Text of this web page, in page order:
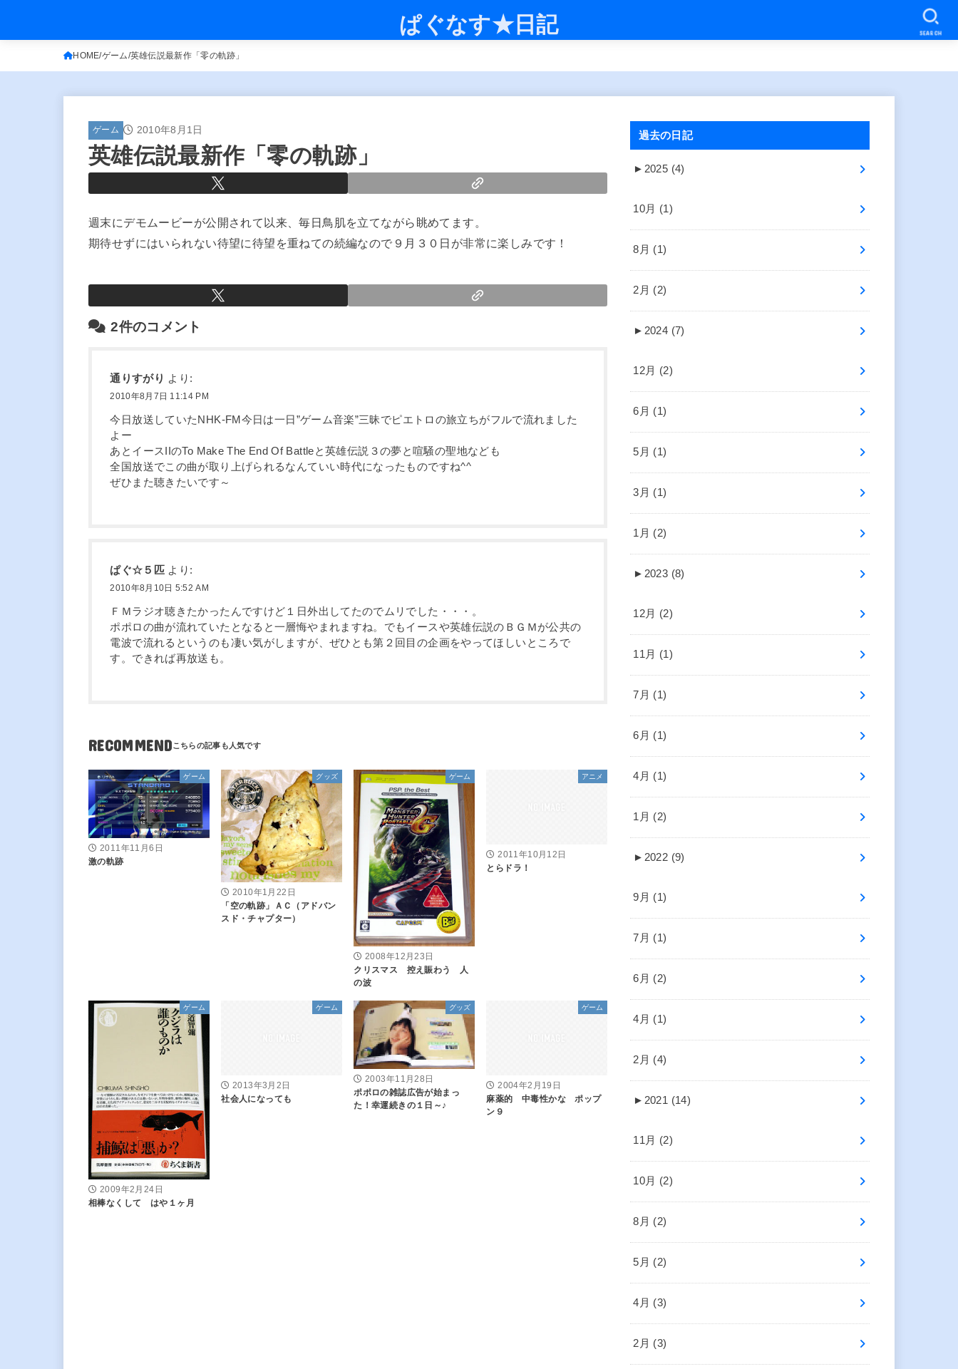
ぱぐなす★日記 SEARCH
HOME ゲーム 英雄伝説最新作「零の軌跡」
ゲーム 2010年8月1日
英雄伝説最新作「零の軌跡」
週末にデモムービーが公開されて以来、毎日鳥肌を立てながら眺めてます。
期待せずにはいられない待望に待望を重ねての続編なので９月３０日が非常に楽しみです！
2件のコメント
通りすがり より:
2010年8月7日 11:14 PM
今日放送していたNHK-FM今日は一日”ゲーム音楽”三昧でピエトロの旅立ちがフルで流れました
よー
あとイースIIのTo Make The End Of Battleと英雄伝説３の夢と喧騒の聖地なども
全国放送でこの曲が取り上げられるなんていい時代になったものですね^^
ぜひまた聴きたいです～
ぱぐ☆５匹 より:
2010年8月10日 5:52 AM
ＦＭラジオ聴きたかったんですけど１日外出してたのでムリでした・・・。
ポポロの曲が流れていたとなると一層悔やまれますね。でもイースや英雄伝説のＢＧＭが公共の
電波で流れるというのも凄い気がしますが、ぜひとも第２回目の企画をやってほしいところで
す。できれば再放送も。
RECOMMEND
ゲーム
2011年11月6日
激の軌跡
グッズ
2010年1月22日
「空の軌跡」ＡＣ（アドバン
スド・チャプター）
ゲーム
2008年12月23日
クリスマス 控え賑わう 人
の波
アニメ
2011年10月12日
とらドラ！
ゲーム
2009年2月24日
相棒なくして はや１ヶ月
ゲーム
2013年3月2日
社会人になっても
グッズ
2003年11月28日
ポポロの雑誌広告が始まっ
た！幸運続きの１日～♪
ゲーム
2004年2月19日
麻薬的 中毒性かな ポップ
ン９
過去の日記
► 2025 (4)
10月 (1)
8月 (1)
2月 (2)
► 2024 (7)
12月 (2)
6月 (1)
5月 (1)
3月 (1)
1月 (2)
► 2023 (8)
12月 (2)
11月 (1)
7月 (1)
6月 (1)
4月 (1)
1月 (2)
► 2022 (9)
9月 (1)
7月 (1)
6月 (2)
4月 (1)
2月 (4)
► 2021 (14)
11月 (2)
10月 (2)
8月 (2)
5月 (2)
4月 (3)
2月 (3)